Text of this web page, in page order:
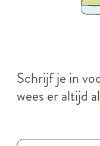
Schrijf je in
wees er altijd